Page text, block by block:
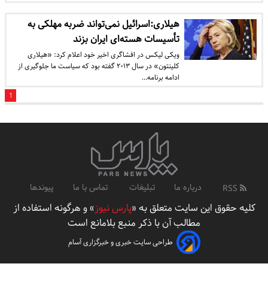
هیلاری:اسرائیل نمی‌تواند ضربه مهلکی به
تأسیسات هسته‌ای ایران بزند
ویکی لیکس در افشاگری اخیر خود اعلام کرد: «هیلاری
کلینتون» در سال ۲۰۱۳ گفته بود که سیاست ما جلوگیری از
ادامه برنامه…
1
درباره ما تبلیغات تماس با ما پیوندها
کلیه حقوق این سایت متعلق به «پارس نیوز» و هرگونه استفاده از
مطالب آن با ذکر منبع بلامانع است
طراحی سایت خبری و خبرگزاری آسام